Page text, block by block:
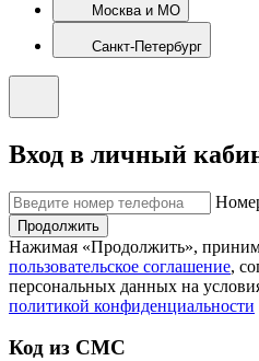
Москва и МО
Санкт-Петербург
Вход в личный
Продолжить
Нажимая «Продолжить»,
пользовательское соглашение,
персональных данных на
политикой конфиденциальности
Код из СМС